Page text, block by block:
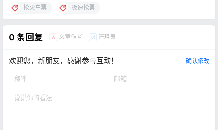
抢火车票 极速抢票
0 条回复 A 文章作者 M 管理员
欢迎您，新朋友，感谢参与互动！ 确认修改